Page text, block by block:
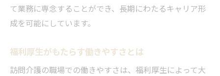
て業務に専念することができ、長期にわたるキャリア形
成を可能にしています。
福利厚生がもたらす働きやすさとは
訪問介護の職場での働きやすさは、福利厚生によって大